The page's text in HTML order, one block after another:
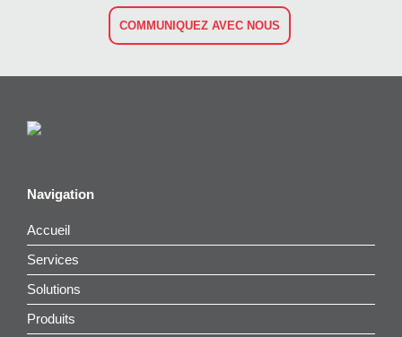
COMMUNIQUEZ AVEC NOUS
Navigation
Accueil
Services
Solutions
Produits